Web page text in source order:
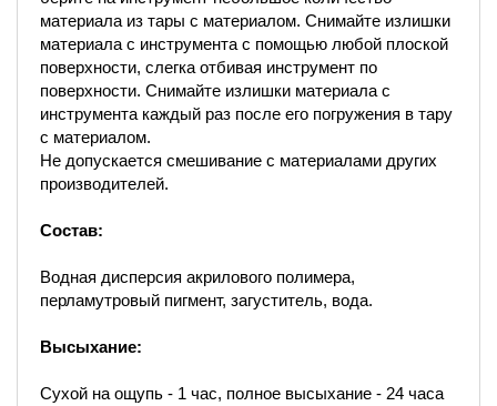
материала из тары с материалом. Снимайте излишки
материала с инструмента с помощью любой плоской
поверхности, слегка отбивая инструмент по
поверхности. Снимайте излишки материала с
инструмента каждый раз после его погружения в тару
с материалом.
Не допускается смешивание с материалами других
производителей.
Состав:
Водная дисперсия акрилового полимера,
перламутровый пигмент, загуститель, вода.
Высыхание:
Сухой на ощупь - 1 час, полное высыхание - 24 часа